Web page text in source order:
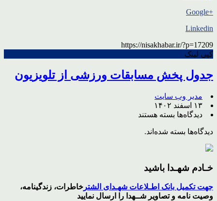
+Google
Linkedin
https://nisakhabar.ir/?p=17209
کپی لینک
جدول پخش مسابقات ورزشی از تلویزیون
مدیر وب سایت
۱۳ اسفند ۱۴۰۲
دیدگاه‌ها برای
پخش
تلویزیون
بسته هستند
دیدگاه‌ها بسته شده‌اند.
خـادم شهـدا باشید
جهت تکمیل بانک اطـلاعات شهـدای الشتر خاطرات، زندگینامه،
وصیت نامه و تصاویر شــهدا را ارسال نمایید